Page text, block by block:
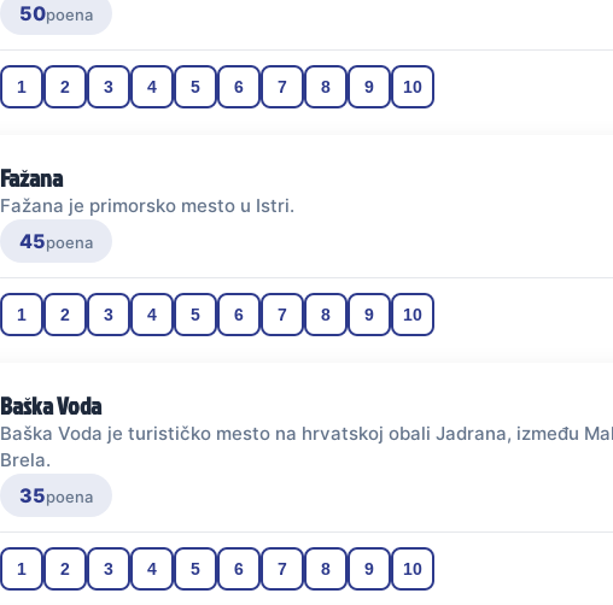
50poena
1 2 3 4 5 6 7 8 9 10
Fažana
Fažana je primorsko mesto u Istri.
45poena
1 2 3 4 5 6 7 8 9 10
Baška Voda
Baška Voda je turističko mesto na hrvatskoj obali Jadrana, između
Brela.
35poena
1 2 3 4 5 6 7 8 9 10